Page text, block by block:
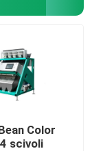
Color
scivoli